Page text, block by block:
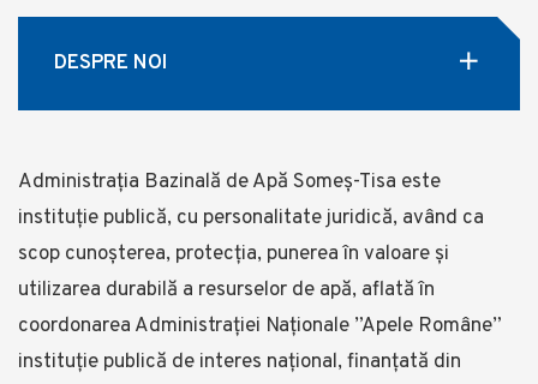
DESPRE NOI
Administrația Bazinală de Apă Someş-Tisa este
instituţie publică, cu personalitate juridică, având ca
scop cunoşterea, protecţia, punerea în valoare şi
utilizarea durabilă a resurselor de apă, aflată în
coordonarea Administraţiei Naționale ”Apele Române”
instituție publică de interes național, finanţată din